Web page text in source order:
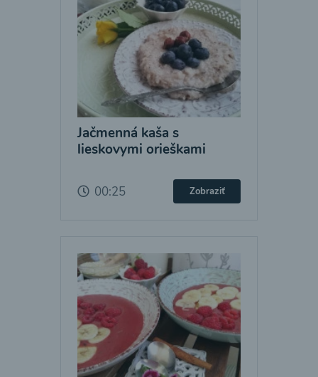
Jačmenná kaša s
lieskovymi orieškami
00:25 Zobraziť